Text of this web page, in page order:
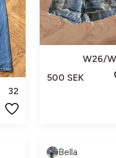
32
W26/
500 SEK
Bella